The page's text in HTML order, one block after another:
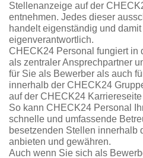
Stellenanzeige auf der
entnehmen. Jedes dieser
handelt eigenständig und
eigenverantwortlich.
CHECK24 Personal fungiert in
als zentraler Ansprechpartner
für Sie als Bewerber als auch
innerhalb der CHECK24
auf der CHECK24
So kann CHECK24 Personal
schnelle und umfassende
besetzenden Stellen innerhalb
anbieten und gewähren.
Auch wenn Sie sich als